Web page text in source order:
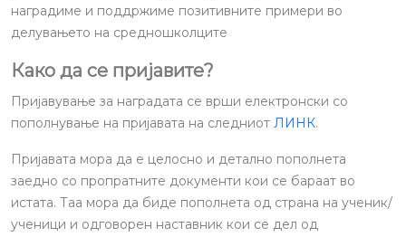
наградиме и поддржиме позитивните примери во
делувањето на средношколците
Како да се пријавите?
Пријавување за наградата се врши електронски со
пополнување на пријавата на следниот ЛИНК.
Пријавата мора да е целосно и детално пополнета
заедно со пропратните документи кои се бараат во
истата. Таа мора да биде пополнета од страна на ученик/
ученици и одговорен наставник кои се дел од